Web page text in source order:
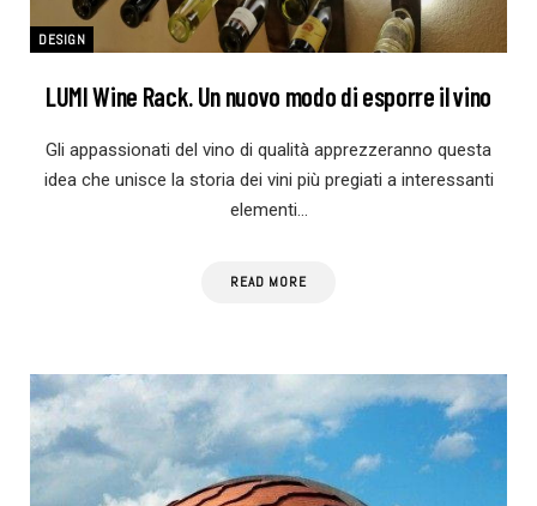
DESIGN
LUMI Wine Rack. Un nuovo modo di esporre il vino
Gli appassionati del vino di qualità apprezzeranno questa
idea che unisce la storia dei vini più pregiati a interessanti
elementi…
READ MORE